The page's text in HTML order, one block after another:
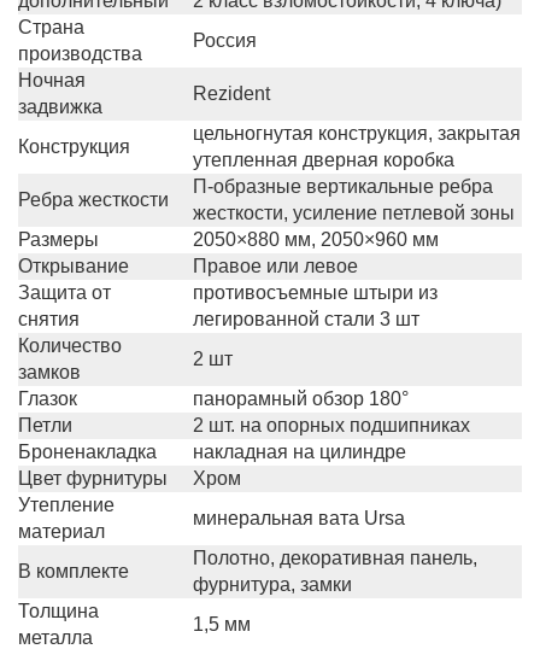
Страна
производства
Россия
Ночная
задвижка
Rezident
Конструкция
цельногнутая конструкция, закрытая
утепленная дверная коробка
Ребра жесткости
П-образные вертикальные ребра
жесткости, усиление петлевой зоны
Размеры
2050×880 мм, 2050×960 мм
Открывание
Правое или левое
Защита от
снятия
противосъемные штыри из
легированной стали 3 шт
Количество
замков
2 шт
Глазок
панорамный обзор 180°
Петли
2 шт. на опорных подшипниках
Броненакладка
накладная на цилиндре
Цвет фурнитуры
Хром
Утепление
материал
минеральная вата Ursa
В комплекте
Полотно, декоративная панель,
фурнитура, замки
Толщина
металла
1,5 мм